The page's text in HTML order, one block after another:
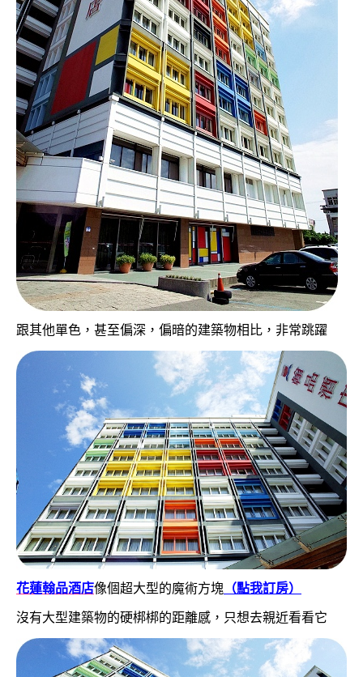
跟其他單色，甚至偏深，偏暗的建築物相比，非常跳躍
花蓮翰品酒店像個超大型的魔術方塊 （點我訂房）
沒有大型建築物的硬梆梆的距離感，只想去親近看看它